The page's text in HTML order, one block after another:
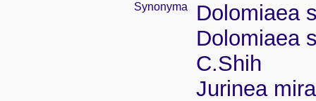
Synonyma
Dolomiaea
Dolomiaea
C.Shih
Jurinea